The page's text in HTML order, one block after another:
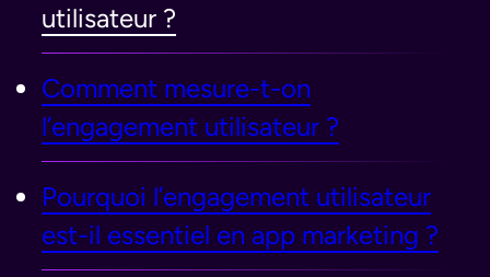
utilisateur ?
Comment mesure-t-on
l’engagement utilisateur ?
Pourquoi l’engagement utilisateur
est-il essentiel en app marketing ?